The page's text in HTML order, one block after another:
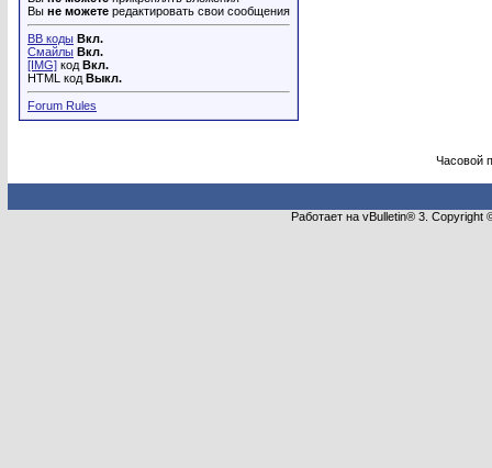
Вы не можете редактировать свои сообщения
BB коды Вкл.
Смайлы Вкл.
[IMG] код Вкл.
HTML код Выкл.
Forum Rules
Часовой
Работает на vBulletin® 3.